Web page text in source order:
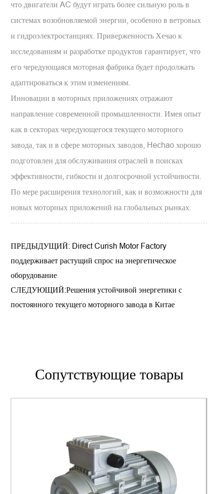
что двигатели AC будут играть более сильную роль в
системах возобновляемой энергии, особенно в ветровых
и гидроэлектростанциях. Приверженность Хечао к
исследованиям и разработке продуктов гарантирует, что
его чередующаяся моторная фабрика будет продолжать
адаптироваться к этим изменениям.
Инновации в моторных приложениях отражают
направление современной промышленности. Имея опыт
как в секторах чередующегося текущего моторного
завода, так и в сфере моторных заводов, Hechao хорошо
подготовлен для обслуживания отраслей в поисках
эффективности, гибкости и долгосрочной устойчивости.
По мере расширения технологий, как и возможности для
новых моторных приложений на глобальных рынках.
ПРЕДЫДУЩИЙ: Direct Curish Motor Factory
поддерживает растущий спрос на энергетическое
оборудование
СЛЕДУЮЩИЙ:Решения устойчивой энергетики с
постоянного текущего моторного завода в Китае
Сопутствующие товары